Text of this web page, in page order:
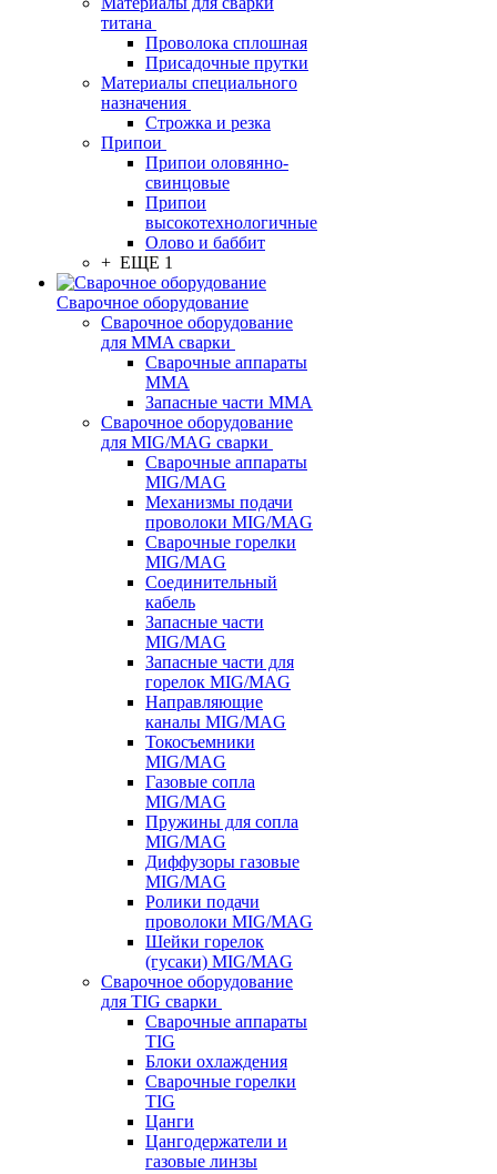
титана
Проволока сплошная
Присадочные прутки
Материалы специального
назначения
Строжка и резка
Припои
Припои оловянно-
свинцовые
Припои
высокотехнологичные
Олово и баббит
+ ЕЩЕ 1
Сварочное оборудование
Сварочное оборудование
для MMA сварки
Сварочные аппараты
MMA
Запасные части MMA
Сварочное оборудование
для MIG/MAG сварки
Сварочные аппараты
MIG/MAG
Механизмы подачи
проволоки MIG/MAG
Сварочные горелки
MIG/MAG
Соединительный
кабель
Запасные части
MIG/MAG
Запасные части для
горелок MIG/MAG
Направляющие
каналы MIG/MAG
Токосъемники
MIG/MAG
Газовые сопла
MIG/MAG
Пружины для сопла
MIG/MAG
Диффузоры газовые
MIG/MAG
Ролики подачи
проволоки MIG/MAG
Шейки горелок
(гусаки) MIG/MAG
Сварочное оборудование
для TIG сварки
Сварочные аппараты
TIG
Блоки охлаждения
Сварочные горелки
TIG
Цанги
Цангодержатели и
газовые линзы